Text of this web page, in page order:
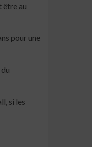
être au
pour une
si les